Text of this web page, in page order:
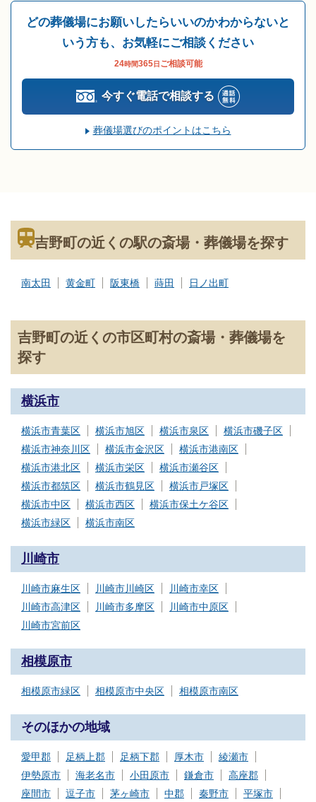
どの葬儀場にお願いしたらいいのかわからないと
いう方も、お気軽にご相談ください
24時間365日 ご相談可能
今すぐ電話で相談する
葬儀場選びのポイントはこちら
吉野町の近くの駅の斎場・葬儀場を探す
南太田 黄金町 阪東橋 蒔田 日ノ出町
吉野町の近くの市区町村の斎場・葬儀場を
探す
横浜市
横浜市青葉区 横浜市旭区 横浜市泉区
横浜市磯子区
横浜市神奈川区
横浜市金沢区
横浜市港南区
横浜市港北区
横浜市栄区
横浜市瀬谷区
横浜市都筑区
横浜市鶴見区
横浜市戸塚区
横浜市中区
横浜市西区
横浜市保土ケ谷区
横浜市緑区
横浜市南区
川崎市
川崎市麻生区 川崎市川崎区
川崎市幸区
川崎市高津区
川崎市多摩区
川崎市中原区
川崎市宮前区
相模原市
相模原市緑区 相模原市中央区 相模原市南区
そのほかの地域
愛甲郡 足柄上郡 足柄下郡 厚木市
綾瀬市
伊勢原市
海老名市 小田原市 鎌倉市
高座郡
座間市
逗子市 茅ヶ崎市 中郡 秦野市 平塚市